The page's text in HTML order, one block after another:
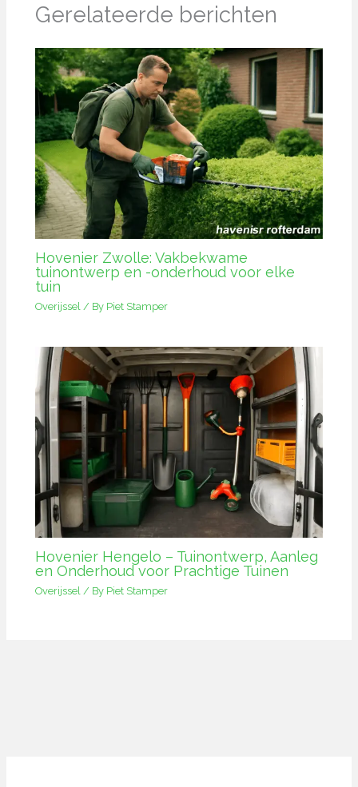
Gerelateerde berichten
Hovenier Zwolle: Vakbekwame
tuinontwerp en -onderhoud voor elke
tuin
Overijssel / By Piet Stamper
Hovenier Hengelo – Tuinontwerp, Aanleg
en Onderhoud voor Prachtige Tuinen
Overijssel / By Piet Stamper